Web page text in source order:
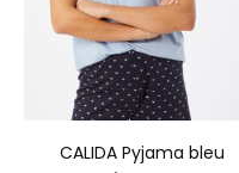
CALIDA Pyjama bleu